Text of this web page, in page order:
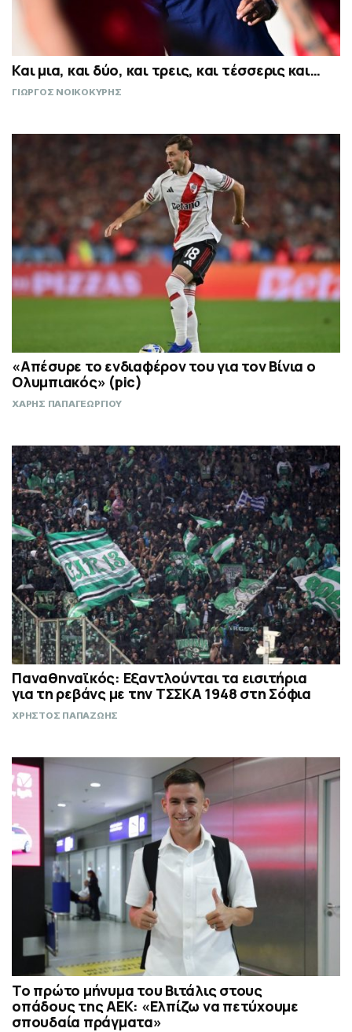
Και μια, και δύο, και τρεις, και τέσσερις και…
ΓΙΩΡΓΟΣ ΝΟΙΚΟΚΥΡΗΣ
«Απέσυρε το ενδιαφέρον του για τον Βίνια ο
Ολυμπιακός» (pic)
ΧΑΡΗΣ ΠΑΠΑΓΕΩΡΓΙΟΥ
Παναθηναϊκός: Εξαντλούνται τα εισιτήρια
για τη ρεβάνς με την ΤΣΣΚΑ 1948 στη Σόφια
ΧΡΗΣΤΟΣ ΠΑΠΑΖΩΗΣ
Το πρώτο μήνυμα του Βιτάλις στους
οπάδους της ΑΕΚ: «Ελπίζω να πετύχουμε
σπουδαία πράγματα»